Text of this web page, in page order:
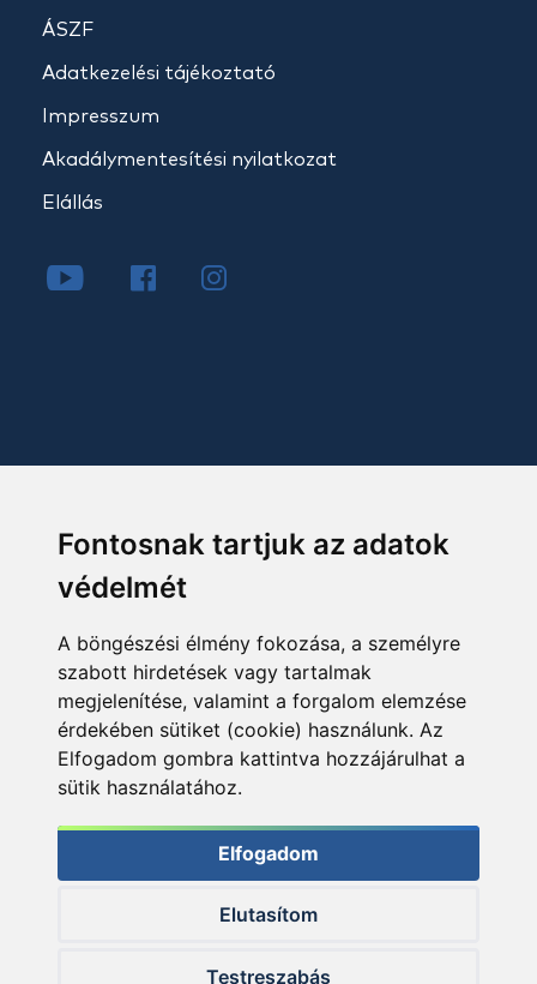
Fontosnak tartjuk az adatok
védelmét
A böngészési élmény fokozása, a személyre
szabott hirdetések vagy tartalmak
megjelenítése, valamint a forgalom elemzése
érdekében sütiket (cookie) használunk. Az
Elfogadom gombra kattintva hozzájárulhat a
sütik használatához.
Elfogadom
Elutasítom
Testreszabás
ÁSZF
Adatkezelési tájékoztató
Impresszum
Akadálymentesítési nyilatkozat
Elállás